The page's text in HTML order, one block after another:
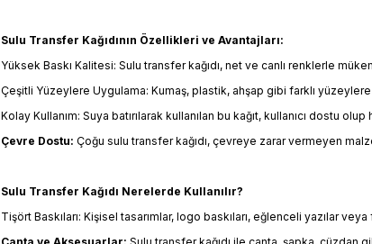
Sulu Transfer Kağıdının Özellikleri ve Avantajları:
Yüksek Baskı Kalitesi: Sulu transfer kağıdı, net ve canlı renklerle
Çeşitli Yüzeylere Uygulama: Kumaş, plastik, ahşap gibi farklı
Kolay Kullanım: Suya batırılarak kullanılan bu kağıt, kullanıcı dostu
Çevre Dostu: Çoğu sulu transfer kağıdı, çevreye zarar vermeyen
Sulu Transfer Kağıdı Nerelerde Kullanılır?
Tişört Baskıları: Kişisel tasarımlar, logo baskıları, eğlenceli yazılar